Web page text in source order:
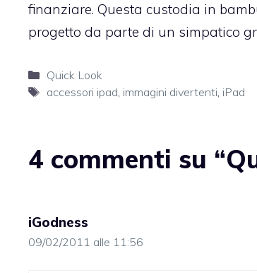
finanziare. Questa custodia in
progetto da parte di un simpatico
Categorie
Quick Look
Tag
accessori ipad immagini divertenti iPad
4 commenti su
iGodness
09/02/2011 alle 11:56